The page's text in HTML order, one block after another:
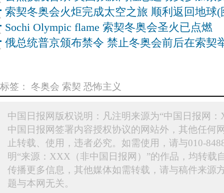
索契冬奥会火炬完成太空之旅 顺利返回地球(
Sochi Olympic flame 索契冬奥会圣火已点燃
俄总统普京颁布禁令 禁止冬奥会前后在索契
标签： 冬奥会 索契 恐怖主义
中国日报网版权说明：凡注明来源为“中国日报网
中国日报网签署内容授权协议的网站外，其他任何
止转载、使用，违者必究。如需使用，请与010-
明“来源：XXX（非中国日报网）”的作品，均转载
传播更多信息，其他媒体如需转载，请与稿件来源
题与本网无关。